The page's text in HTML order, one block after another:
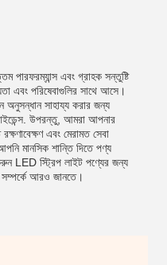
পারফরম্যান্স এবং গ্রাহক সন্তুষ্টি
এবং পরিষেবাগুলির সাথে আসে।
অনুসন্ধান সাহায্য করার জন্য
উপরন্তু, আমরা আপনার
এবং মেরামত সেবা
মানসিক শান্তি দিতে পণ্য
LED স্ট্রিপ লাইট পণ্যের জন্য
সম্পর্কে আরও জানতে।